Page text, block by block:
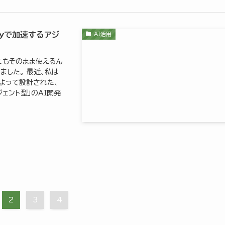
AI活用
で加速するアジ
もそのまま使えるん
した。 最近、私は
て設計された、
ェント型」のAI開発
2 3 4